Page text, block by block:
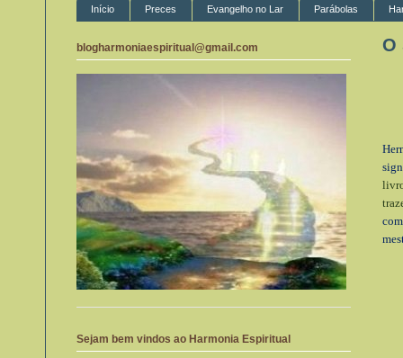
Início Preces Evangelho no Lar Parábolas
O
blogharmoniaespiritual@gmail.com
Sejam bem vindos ao Harmonia Espiritual